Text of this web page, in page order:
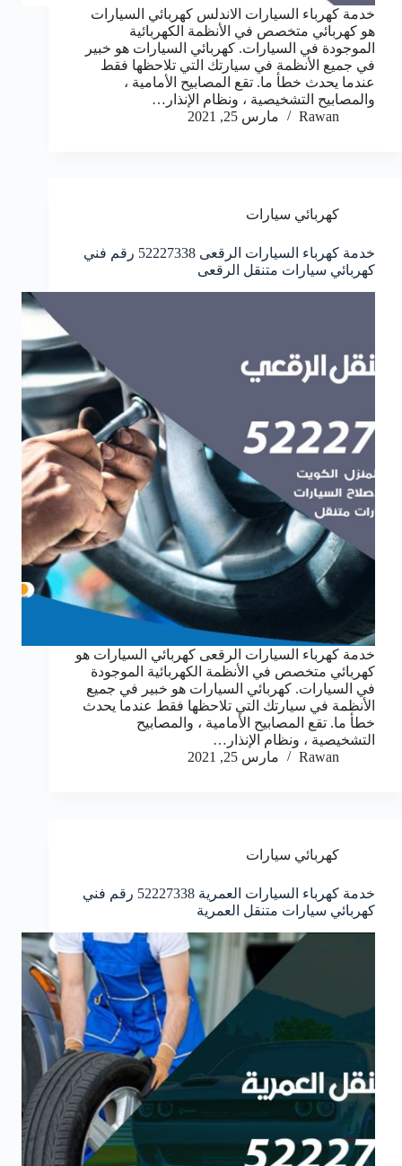
خدمة كهرباء السيارات الاندلس كهربائي السيارات
هو كهربائي متخصص في الأنظمة الكهربائية
الموجودة في السيارات. كهربائي السيارات هو خبير
في جميع الأنظمة في سيارتك التي تلاحظها فقط
عندما يحدث خطأ ما. تقع المصابيح الأمامية ،
والمصابيح التشخيصية ، ونظام الإنذار…
Rawan
مارس 25, 2021
كهربائي سيارات
خدمة كهرباء السيارات الرقعى 52227338 رقم فني
كهربائي سيارات متنقل الرقعى
خدمة كهرباء السيارات الرقعى كهربائي السيارات هو
كهربائي متخصص في الأنظمة الكهربائية الموجودة
في السيارات. كهربائي السيارات هو خبير في جميع
الأنظمة في سيارتك التي تلاحظها فقط عندما يحدث
خطأ ما. تقع المصابيح الأمامية ، والمصابيح
التشخيصية ، ونظام الإنذار…
Rawan
مارس 25, 2021
كهربائي سيارات
خدمة كهرباء السيارات العمرية 52227338 رقم فني
كهربائي سيارات متنقل العمرية